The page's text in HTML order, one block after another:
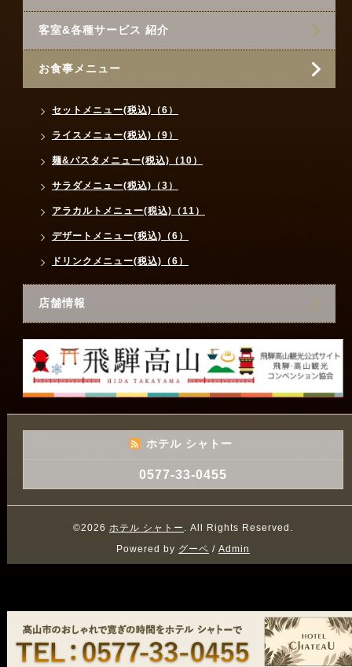
客室&各種サービス 紹介
お食事メニュー
セットメニュー(税込)（6）
ライスメニュー(税込)（9）
麺&パスタメニュー(税込)（10）
サラダメニュー(税込)（3）
アラカルトメニュー(税込)（11）
デザートメニュー(税込)（6）
ドリンクメニュー(税込)（6）
店舗情報
ホテル シャトー
0577-33-0455
©2026 ホテル シャトー . All Rights Reserved.
Powered by グーペ / Admin